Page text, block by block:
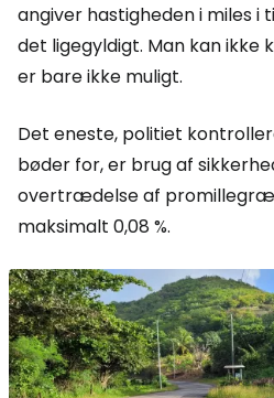
angiver hastigheden i miles i
det ligegyldigt. Man kan ikke
er bare ikke muligt.
Det eneste, politiet
bøder for, er brug af
overtrædelse af
maksimalt 0,08 %.